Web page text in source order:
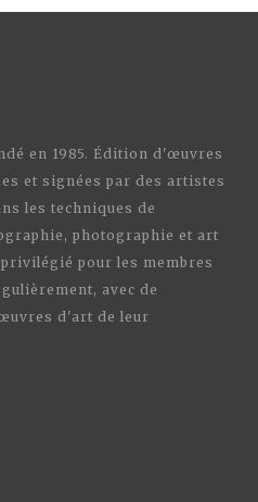
en 1985. Édition d'œuvres
et signées par des artistes
les techniques de
photographie et art
pour les membres
avec de
d'art de leur